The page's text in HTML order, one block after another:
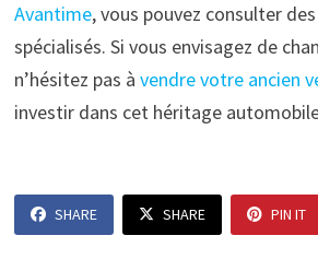
Avantime, vous pouvez consulter
spécialisés. Si vous envisagez de
n’hésitez pas à vendre votre ancien
investir dans cet héritage
SHARE SHARE PIN IT